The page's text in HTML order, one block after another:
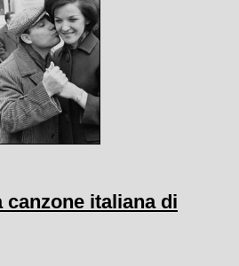
canzone italiana di